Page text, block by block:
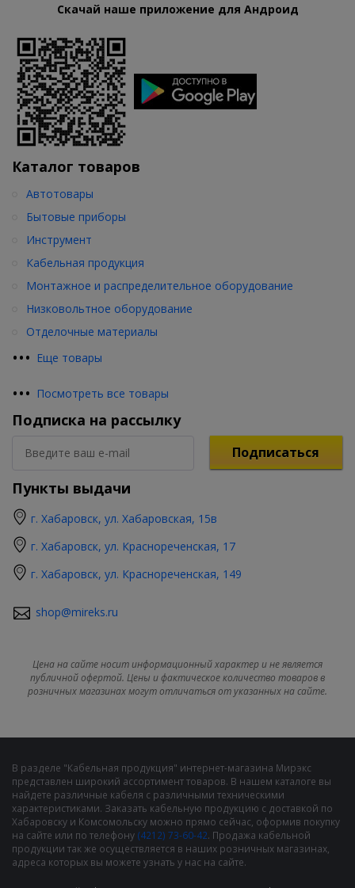
Скачай наше приложение для Андроид
Каталог товаров
••• Еще товары
Автотовары
Бытовые приборы
Инструмент
Кабельная продукция
Монтажное и распределительное оборудование
Низковольтное оборудование
Отделочные материалы
••• Посмотреть все товары
Подписка на рассылку
Подписаться
Пункты выдачи
г. Хабаровск, ул. Хабаровская, 15в
г. Хабаровск, ул. Краснореченская, 17
г. Хабаровск, ул. Краснореченская, 149
shop@mireks.ru
Цена на сайте носит информационный характер и не является
публичной офертой. Цены и фактическое количество товаров в
розничных магазинах могут отличаться от указанных на сайте.
В разделе "Кабельная продукция" интернет-магазина Мирэкс
представлен широкий ассортимент товаров. В нашем каталоге вы
найдете различные кабеля с различными техническими
характеристиками. Заказать кабельную продукцию с доставкой по
Хабаровску и Комсомольску можно прямо сейчас, оформив покупку
на сайте или по телефону (4212) 73-60-42. Продажа кабельной
продукции так же осуществляется в наших розничных магазинах,
адреса которых вы можете узнать у нас на сайте.